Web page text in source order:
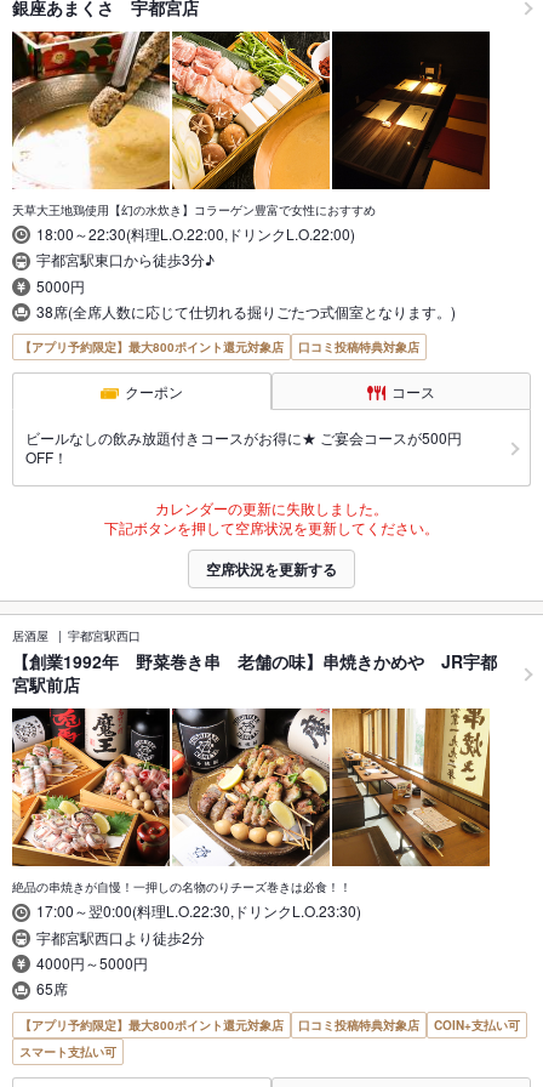
銀座あまくさ 宇都宮店
天草大王地鶏使用【幻の水炊き】コラーゲン豊富で女性におすすめ
18:00～22:30(料理L.O.22:00,ドリンクL.O.22:00)
宇都宮駅東口から徒歩3分♪
5000円
38席(全席人数に応じて仕切れる掘りごたつ式個室となります。)
【アプリ予約限定】最大800ポイント還元対象店 口コミ投稿特典対象店
クーポン コース
ビールなしの飲み放題付きコースがお得に★ ご宴会コースが500円
OFF！
カレンダーの更新に失敗しました。
下記ボタンを押して空席状況を更新してください。
空席状況を更新する
居酒屋 宇都宮駅西口
【創業1992年 野菜巻き串 老舗の味】串焼きかめや JR宇都
宮駅前店
絶品の串焼きが自慢！一押しの名物のりチーズ巻きは必食！！
17:00～翌0:00(料理L.O.22:30,ドリンクL.O.23:30)
宇都宮駅西口より徒歩2分
4000円～5000円
65席
【アプリ予約限定】最大800ポイント還元対象店 口コミ投稿特典対象店
COIN+支払い可
スマート支払い可